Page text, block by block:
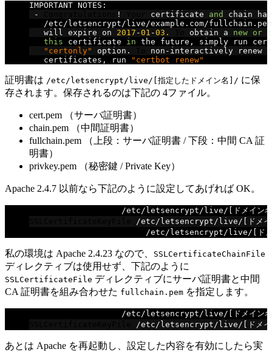
IMPORTANT NOTES :
-
! certificate and
chain
/etc/ letsencrypt/ live/example . com/fullchain . pem
   will expire on
2017 -01 -03. obtain a new or
this certificate in the future ,
simply run
"certonly"
option . non - interactively renew
   certificates
, run "certbot renew"
証明書は /etc/letsencrypt/live/[指定したドメイン名]/ に保
存されます。保存されるのは下記の 4ファイル。
cert.pem （サーバ証明書）
chain.pem （中間証明書）
fullchain.pem （上段：サーバ証明書 / 下段：中間 CA 証
明書）
privkey.pem （秘密鍵 / Private Key）
Apache 2.4.7 以前なら下記のように設定してあげれば OK。
/etc/ letsencrypt/ live/[ドメイン
/etc/ letsencrypt/ live/[ドメ
/etc/ letsencrypt/ live/[ド
私の環境は Apache 2.4.23 なので、 SSLCertificateChainFile
ディレクティブは使用せず、下記のように
SSLCertificateFile ディレクティブにサーバ証明書と中間
CA 証明書を組み合わせた fullchain.pem を指定します。
/etc/ letsencrypt/ live/[ドメイン
/etc/ letsencrypt/ live/[ドメ
あとは Apache を再起動し、設定した内容を有効にしたら実